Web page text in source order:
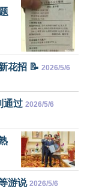
花招 📝 2026/5/6
通过 2026/5/6
游说 2026/5/6